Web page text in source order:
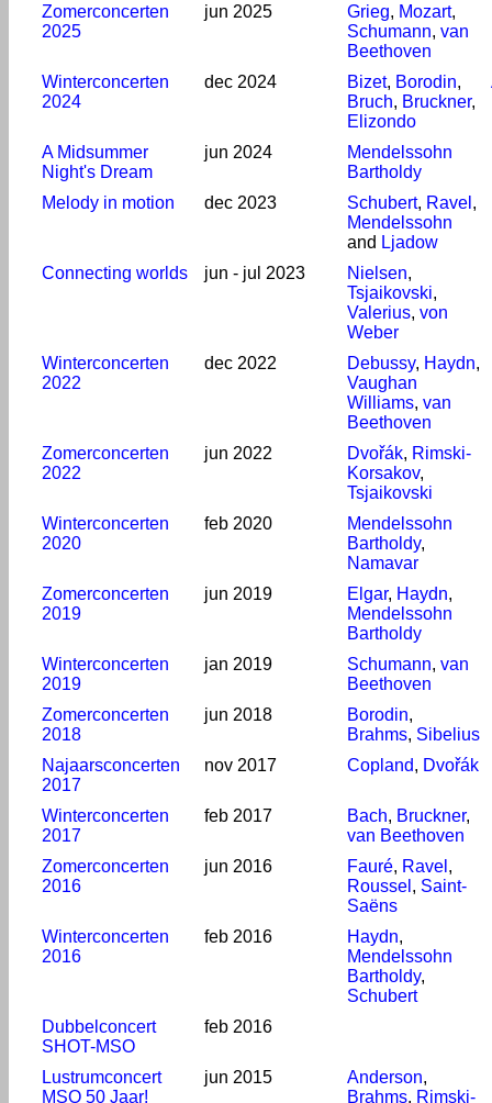
Zomerconcerten
2025
jun 2025 Grieg, Mozart,
Schumann, van
Beethoven
Winterconcerten
2024
dec 2024 Bizet, Borodin,
Bruch, Bruckner,
Elizondo
A Midsummer
Night's Dream
jun 2024
Mendelssohn
Bartholdy
Melody in motion dec 2023 Schubert, Ravel ,
Mendelssohn
and Ljadow
Connecting worlds jun - jul 2023 Nielsen,
Tsjaikovski,
Valerius, von
Weber
Winterconcerten
2022
dec 2022 Debussy, Haydn,
Vaughan
Williams, van
Beethoven
Zomerconcerten
2022
jun 2022 Dvořák, Rimski-
Korsakov,
Tsjaikovski
Winterconcerten
2020
feb 2020
Mendelssohn
Bartholdy,
Namavar
Zomerconcerten
2019
jun 2019 Elgar, Haydn,
Mendelssohn
Bartholdy
Winterconcerten
2019
jan 2019 Schumann, van
Beethoven
Zomerconcerten
2018
jun 2018 Borodin,
Brahms, Sibelius
Najaarsconcerten
2017
nov 2017 Copland, Dvořák
Winterconcerten
2017
feb 2017 Bach, Bruckner,
van Beethoven
Zomerconcerten
2016
jun 2016 Fauré, Ravel ,
Roussel , Saint-
Saëns
Winterconcerten
2016
feb 2016 Haydn,
Mendelssohn
Bartholdy,
Schubert
Dubbelconcert
SHOT-MSO
feb 2016
Lustrumconcert
MSO 50 Jaar!
jun 2015 Anderson,
Brahms, Rimski-